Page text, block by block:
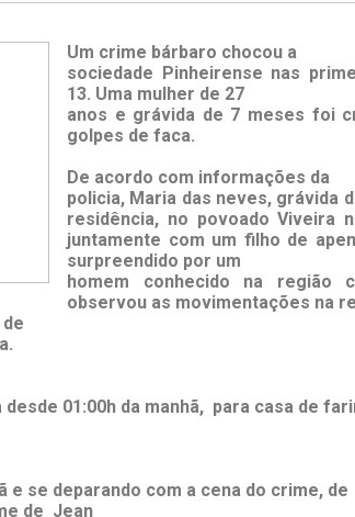
Um crime bárbaro chocou a
sociedade Pinheirense nas
13. Uma mulher de 27
anos e grávida de 7 meses foi
golpes de faca.
De acordo com informações da
policia, Maria das neves, grávida
residência, no povoado Viveira
juntamente com um filho de
surpreendido por um
homem conhecido na região
observou as movimentações na
01:00h da manhã, para casa de
e se deparando com a cena do crime, de
de Jean